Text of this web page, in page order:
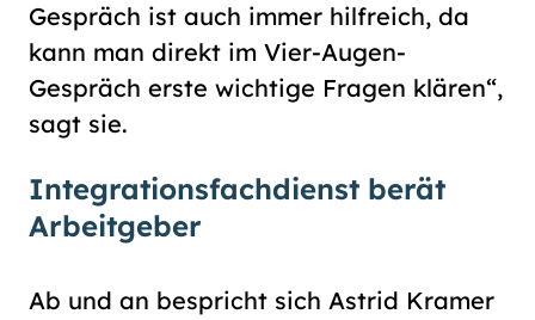
Gespräch ist auch immer hilfreich, da
kann man direkt im Vier-Augen-
Gespräch erste wichtige Fragen klären“,
sagt sie.
Integrationsfachdienst berät
Arbeitgeber
Ab und an bespricht sich Astrid Kramer